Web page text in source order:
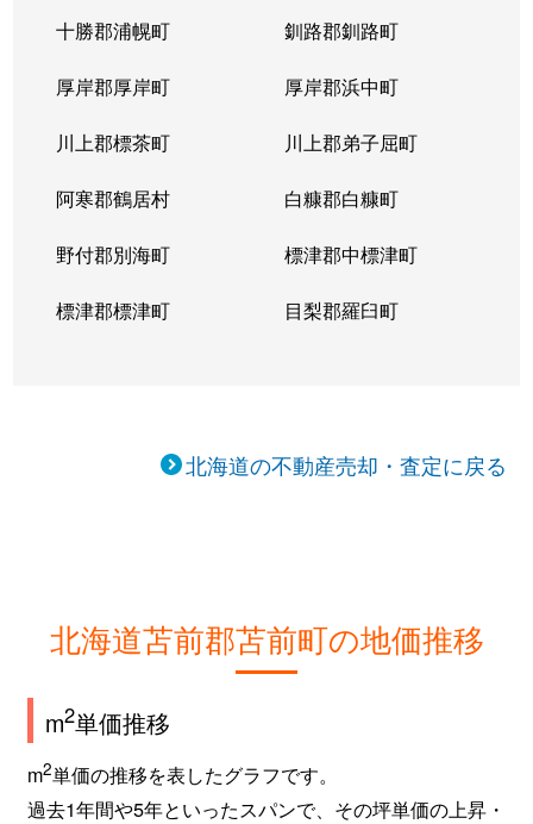
十勝郡浦幌町 釧路郡釧路町
厚岸郡厚岸町 厚岸郡浜中町
川上郡標茶町 川上郡弟子屈町
阿寒郡鶴居村 白糠郡白糠町
野付郡別海町 標津郡中標津町
標津郡標津町 目梨郡羅臼町
北海道の不動産売却・査定に戻る
北海道苫前郡苫前町の地価推移
m2単価推移
m2単価の推移を表したグラフです。
過去1年間や5年といったスパンで、その坪単価の上昇・